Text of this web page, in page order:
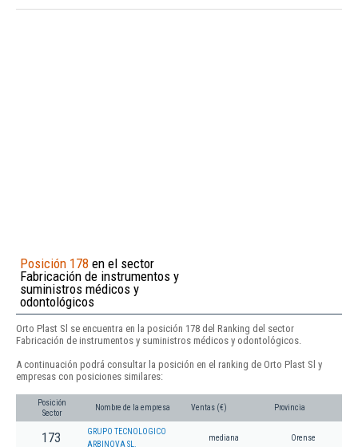
Posición 178 en el sector
Fabricación de instrumentos y
suministros médicos y
odontológicos
Orto Plast Sl se encuentra en la posición 178 del Ranking del sector
Fabricación de instrumentos y suministros médicos y odontológicos.
A continuación podrá consultar la posición en el ranking de Orto Plast Sl y
empresas con posiciones similares:
Posición
Sector
Nombre de la empresa Ventas (€) Provincia
173
GRUPO TECNOLOGICO
ARBINOVA SL.
mediana Orense